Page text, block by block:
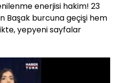
enerjisi hakim! 23
Başak burcuna geçişi hem
yepyeni sayfalar